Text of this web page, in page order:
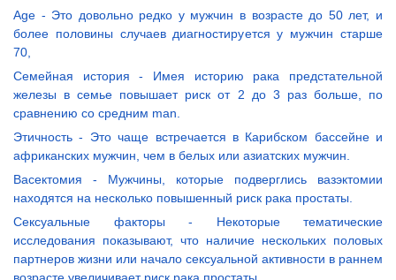
Age - Это довольно редко у мужчин в возрасте до 50 лет, и
более половины случаев диагностируется у мужчин старше
70,
Семейная история - Имея историю рака предстательной
железы в семье повышает риск от 2 до 3 раз больше, по
сравнению со средним man.
Этичность - Это чаще встречается в Карибском бассейне и
африканских мужчин, чем в белых или азиатских мужчин.
Васектомия - Мужчины, которые подверглись вазэктомии
находятся на несколько повышенный риск рака простаты.
Сексуальные факторы - Некоторые тематические
исследования показывают, что наличие нескольких половых
партнеров жизни или начало сексуальной активности в раннем
возрасте увеличивает риск рака простаты.